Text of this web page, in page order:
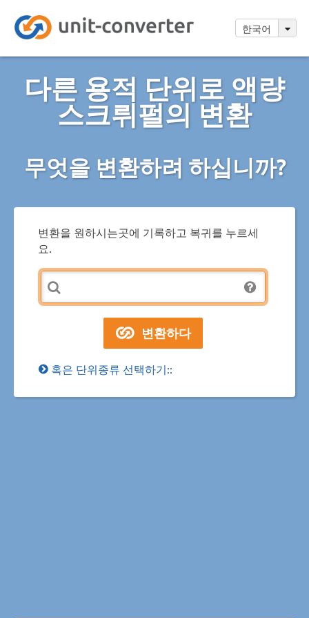
한국어
다른 용적 단위로 액량
스크뤼펄의 변환
무엇을 변환하려 하십니까?
변환을 원하시는곳에 기록하고 복귀를 누르세
요.
혹은 단위종류 선택하기::